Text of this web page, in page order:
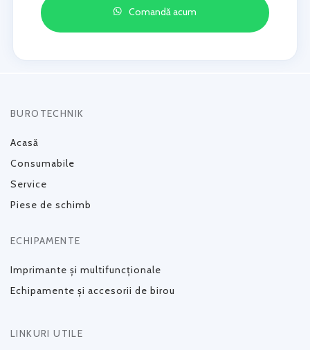
Comandă acum
BUROTECHNIK
Acasă
Consumabile
Service
Piese de schimb
ECHIPAMENTE
Imprimante și multifuncționale
Echipamente și accesorii de birou
LINKURI UTILE